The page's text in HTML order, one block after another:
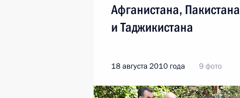
Афганистана, Пакистана
и Таджикистана
18 августа 2010 года 9 фото